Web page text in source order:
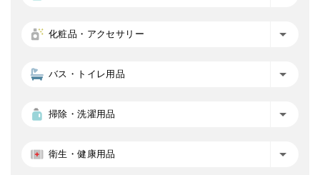
化粧品・アクセサリー
バス・トイレ用品
掃除・洗濯用品
衛生・健康用品